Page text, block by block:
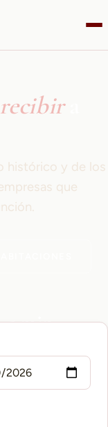
recibira
histórico y de los
que
5 min